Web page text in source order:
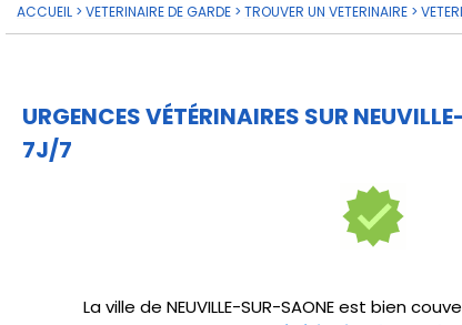
ACCUEIL > VETERINAIRE DE GARDE > TROUVER UN VETERINAIRE >
URGENCES VÉTÉRINAIRES SUR
7J/7
La ville de NEUVILLE-SUR-SAONE est bien